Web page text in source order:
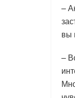
–
вы
–